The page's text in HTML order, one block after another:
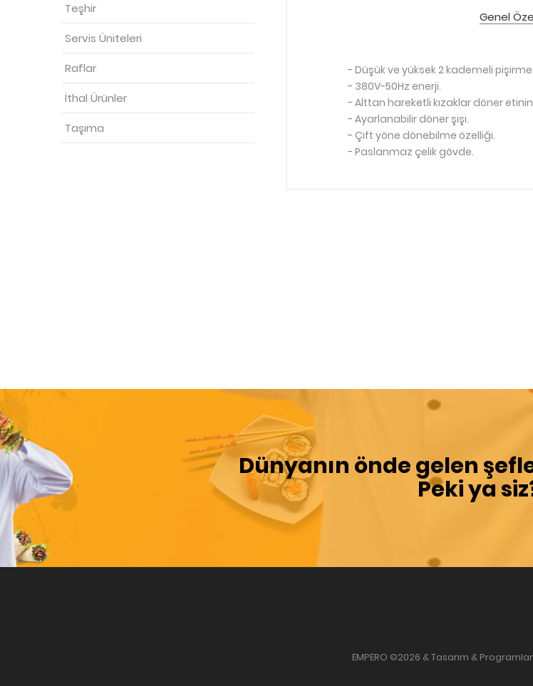
Teşhir
Servis Üniteleri
Raflar
İthal Ürünler
Taşıma
Genel
- Düşük ve yüksek 2 kademeli pişirme
- 380V-50Hz enerji.
- Alttan hareketli kızaklar döner etinin
- Ayarlanabilir döner şişi.
- Çift yöne dönebilme özelliği.
- Paslanmaz çelik gövde.
Dünyanın önde gelen
Peki ya
EMPERO ©2026 & Tasarım &